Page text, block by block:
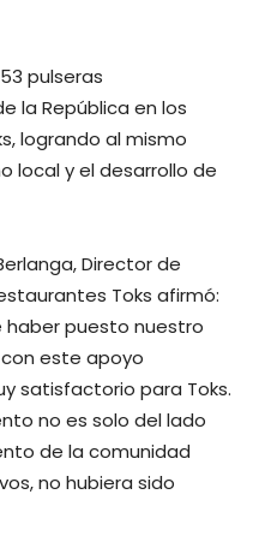
pulseras
la República en los
logrando al mismo
local y el desarrollo de
Director de
Toks afirmó:
haber puesto nuestro
este apoyo
satisfactorio para Toks.
no es solo del lado
de la comunidad
no hubiera sido